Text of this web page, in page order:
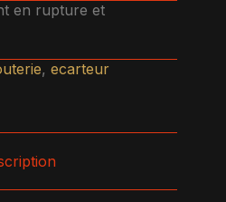
en rupture et
, ecarteur